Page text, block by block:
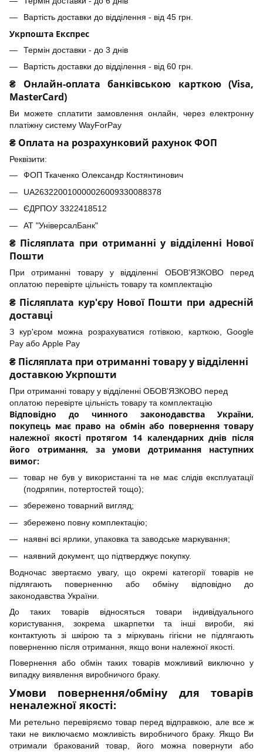
Вартість доставки до відділення - від 45 грн.
Укрпошта Експрес
Термін доставки - до 3 днів
Вартість доставки до відділення - від 60 грн.
₴ Онлайн-оплата банківською карткою (Visa,
MasterCard)
Ви можете сплатити замовлення онлайн, через електронну
платіжну систему WayForPay
₴ Оплата на розрахунковий рахунок ФОП
Реквізити:
ФОП Ткаченко Олександр Костянтинович
UA263220010000026009330088378
ЄДРПОУ 3322418512
АТ "УніверсалБанк"
₴ Післяплата при отриманні у відділенні Нової
Пошти
При отриманні товару у відділенні ОБОВ'ЯЗКОВО перед
оплатою перевірте цільність товару та комплектацію
₴ Післяплата кур'єру Нової Пошти при адресній
доставці
З кур'єром можна розрахуватися готівкою, карткою, Google
Pay або Apple Pay
₴ Післяплата при отриманні товару у відділенні
доставкою Укрпошти
При отриманні товару у відділенні ОБОВ'ЯЗКОВО перед
оплатою перевірте цільність товару та комплектацію
Відповідно до чинного законодавства України,
покупець має право на обмін або повернення товару
належної якості протягом 14 календарних днів після
його отримання, за умови дотримання наступних
вимог:
товар не був у використанні та не має слідів експлуатації
(подряпин, потертостей тощо);
збережено товарний вигляд;
збережено повну комплектацію;
наявні всі ярлики, упаковка та заводське маркування;
наявний документ, що підтверджує покупку.
Водночас звертаємо увагу, що окремі категорії товарів не
підлягають поверненню або обміну відповідно до
законодавства України.
До таких товарів відносяться товари індивідуального
користування, зокрема шкарпетки та інші вироби, які
контактують зі шкірою та з міркувань гігієни не підлягають
поверненню після отримання, якщо вони належної якості.
Повернення або обмін таких товарів можливий виключно у
випадку виявлення виробничого браку.
Умови повернення/обміну для товарів
неналежної якості:
Ми ретельно перевіряємо товар перед відправкою, але все ж
таки не виключаємо можливість виробничого браку. Якщо Ви
отримали бракований товар, його можна повернути або